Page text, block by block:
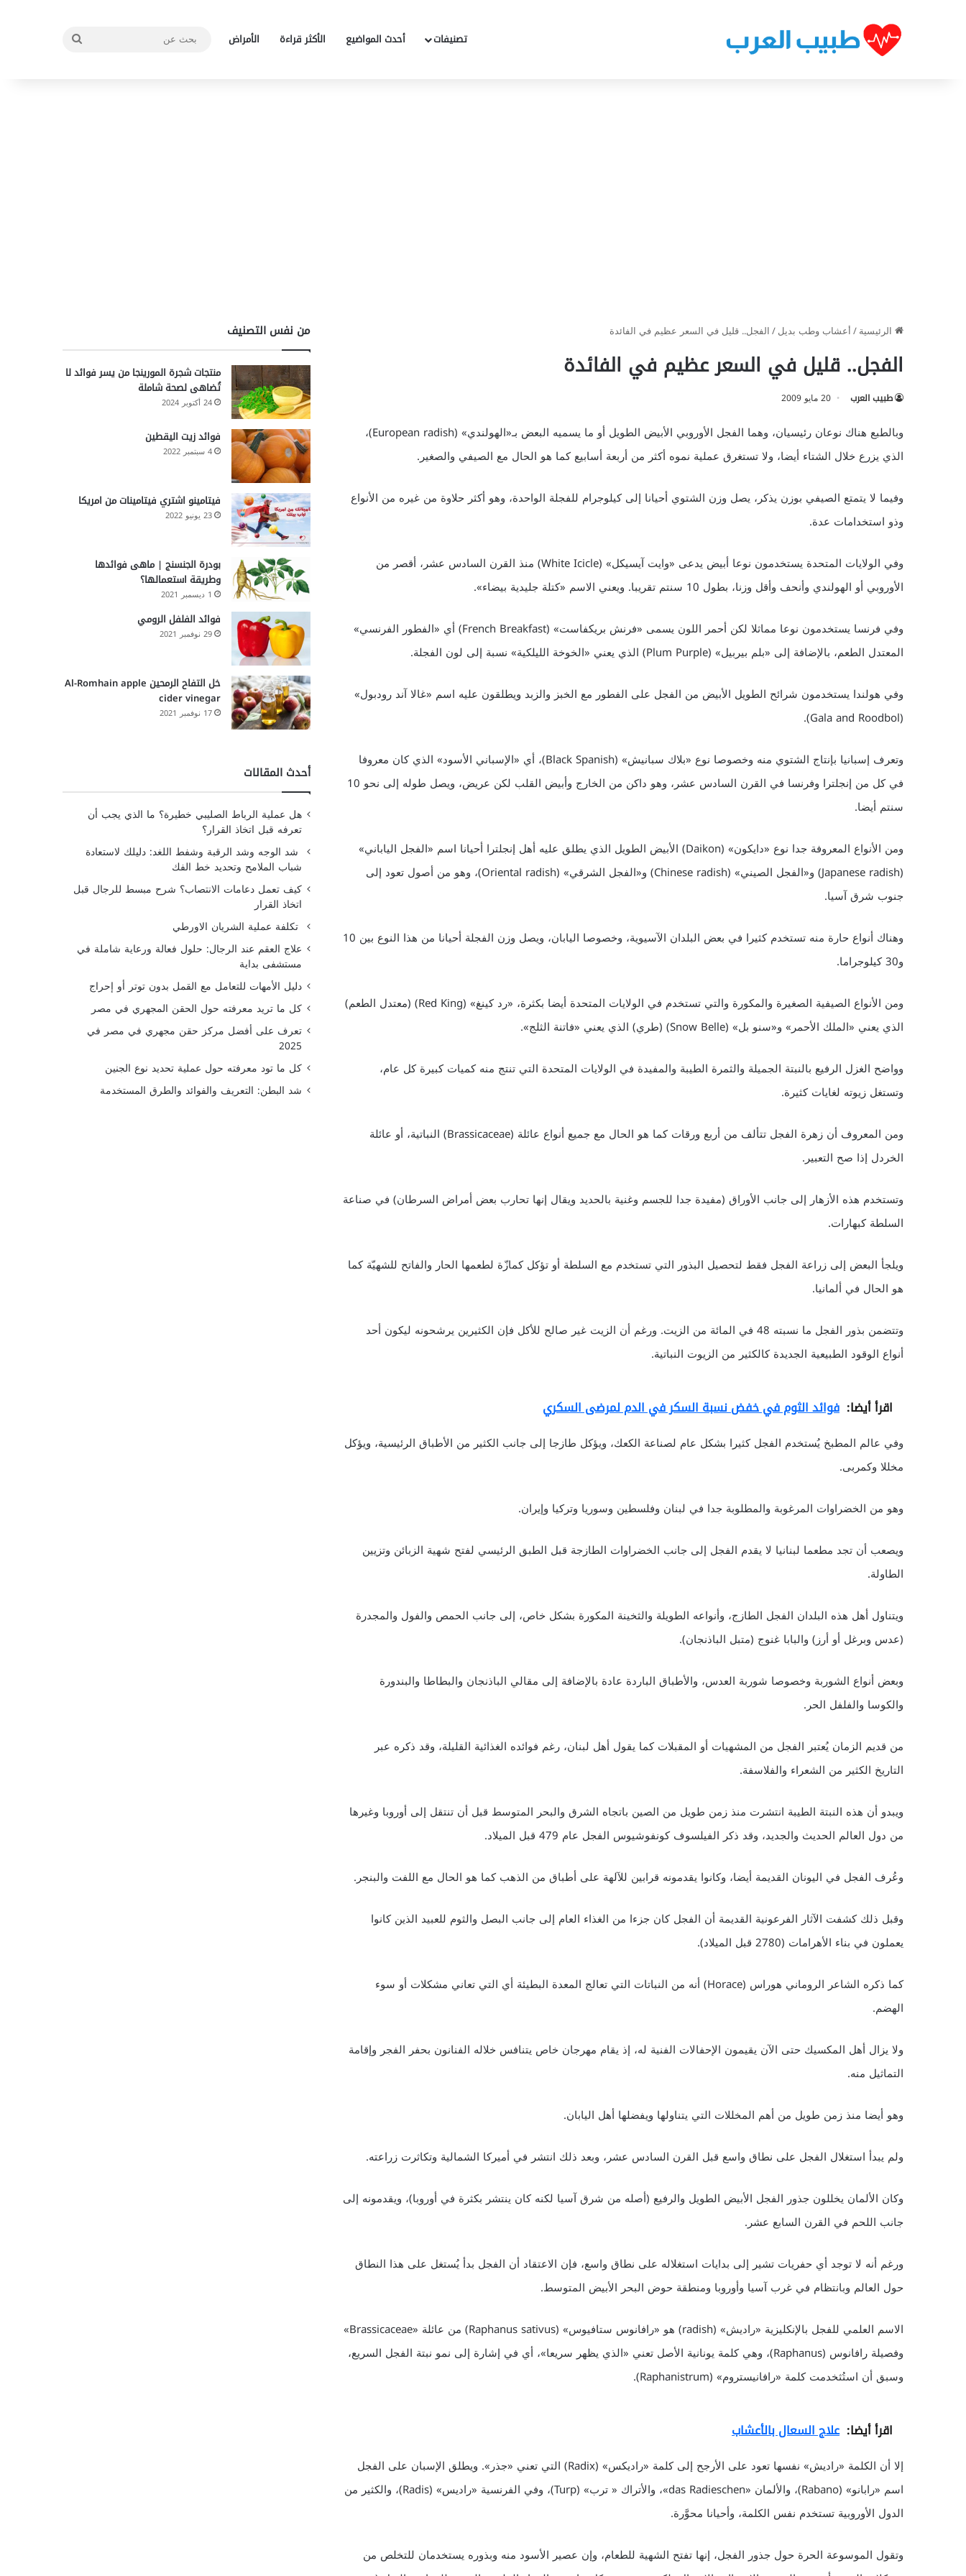
تصنيفات أحدث المواضيع الأكثر قراءة الأمراض
الرئيسية/أعشاب وطب بديل/الفجل.. قليل في السعر عظيم في الفائدة
الفجل.. قليل في السعر عظيم في الفائدة
طبيب العرب 20 مايو 2009
وبالطبع هناك نوعان رئيسيان، وهما الفجل الأوروبي الأبيض الطويل أو ما يسميه البعض بـ«الهولندي» (European radish)،
الذي يزرع خلال الشتاء أيضا، ولا تستغرق عملية نموه أكثر من أربعة أسابيع كما هو الحال مع الصيفي والصغير.
وفيما لا يتمتع الصيفي بوزن يذكر، يصل وزن الشتوي أحيانا إلى كيلوجرام للفجلة الواحدة، وهو أكثر حلاوة من غيره من الأنواع
وذو استخدامات عدة.
وفي الولايات المتحدة يستخدمون نوعا أبيض يدعى «وايت آيسيكل» (White Icicle) منذ القرن السادس عشر، أقصر من
الأوروبي أو الهولندي وأنحف وأقل وزنا، بطول 10 سنتم تقريبا. ويعني الاسم «كتلة جليدية بيضاء».
وفي فرنسا يستخدمون نوعا مماثلا لكن أحمر اللون يسمى «فرنش بريكفاست» (French Breakfast) أي «الفطور الفرنسي»
المعتدل الطعم، بالإضافة إلى «بلم بيربيل» (Plum Purple) الذي يعني «الخوخة الليلكية» نسبة إلى لون الفجلة.
وفي هولندا يستخدمون شرائح الطويل الأبيض من الفجل على الفطور مع الخبز والزبد ويطلقون عليه اسم «غالا آند رودبول»
(Gala and Roodbol).
وتعرف إسبانيا بإنتاج الشتوي منه وخصوصا نوع «بلاك سبانيش» (Black Spanish)، أي «الإسباني الأسود» الذي كان معروفا
في كل من إنجلترا وفرنسا في القرن السادس عشر، وهو داكن من الخارج وأبيض القلب لكن عريض، ويصل طوله إلى نحو 10
سنتم أيضا.
ومن الأنواع المعروفة جدا نوع «دايكون» (Daikon) الأبيض الطويل الذي يطلق عليه أهل إنجلترا أحيانا اسم «الفجل الياباني»
(Japanese radish) و«الفجل الصيني» (Chinese radish) و«الفجل الشرقي» (Oriental radish)، وهو من أصول تعود إلى
جنوب شرق آسيا.
وهناك أنواع حارة منه تستخدم كثيرا في بعض البلدان الآسيوية، وخصوصا اليابان، ويصل وزن الفجلة أحيانا من هذا النوع بين 10
و30 كيلوجراما.
ومن الأنواع الصيفية الصغيرة والمكورة والتي تستخدم في الولايات المتحدة أيضا بكثرة، «رد كينغ» (Red King) (معتدل الطعم)
الذي يعني «الملك الأحمر» و«سنو بل» (Snow Belle) (طري) الذي يعني «فاتنة الثلج».
وواضح الغزل الرفيع بالنبتة الجميلة والثمرة الطيبة والمفيدة في الولايات المتحدة التي تنتج منه كميات كبيرة كل عام،
وتستغل زيوته لغايات كثيرة.
ومن المعروف أن زهرة الفجل تتألف من أربع ورقات كما هو الحال مع جميع أنواع عائلة (Brassicaceae) النباتية، أو عائلة
الخردل إذا صح التعبير.
وتستخدم هذه الأزهار إلى جانب الأوراق (مفيدة جدا للجسم وغنية بالحديد ويقال إنها تحارب بعض أمراض السرطان) في صناعة
السلطة كبهارات.
ويلجأ البعض إلى زراعة الفجل فقط لتحصيل البذور التي تستخدم مع السلطة أو تؤكل كمازّة لطعمها الحار والفاتح للشهيّة كما
هو الحال في ألمانيا.
وتتضمن بذور الفجل ما نسبته 48 في المائة من الزيت. ورغم أن الزيت غير صالح للأكل فإن الكثيرين يرشحونه ليكون أحد
أنواع الوقود الطبيعية الجديدة كالكثير من الزيوت النباتية.
اقرأ أيضا: فوائد الثوم في خفض نسبة السكر في الدم لمرضى السكري
وفي عالم المطبخ يُستخدم الفجل كثيرا بشكل عام لصناعة الكعك، ويؤكل طازجا إلى جانب الكثير من الأطباق الرئيسية، ويؤكل
مخللا وكمربى.
وهو من الخضراوات المرغوبة والمطلوبة جدا في لبنان وفلسطين وسوريا وتركيا وإيران.
ويصعب أن تجد مطعما لبنانيا لا يقدم الفجل إلى جانب الخضراوات الطازجة قبل الطبق الرئيسي لفتح شهية الزبائن وتزيين
الطاولة.
ويتناول أهل هذه البلدان الفجل الطازج، وأنواعه الطويلة والثخينة المكورة بشكل خاص، إلى جانب الحمص والفول والمجدرة
(عدس وبرغل أو أرز) والبابا غنوج (متبل الباذنجان).
وبعض أنواع الشوربة وخصوصا شوربة العدس، والأطباق الباردة عادة بالإضافة إلى مقالي الباذنجان والبطاطا والبندورة
والكوسا والفلفل الحر.
من قديم الزمان يُعتبر الفجل من المشهيات أو المقبلات كما يقول أهل لبنان، رغم فوائده الغذائية القليلة، وقد ذكره عبر
التاريخ الكثير من الشعراء والفلاسفة.
ويبدو أن هذه النبتة الطيبة انتشرت منذ زمن طويل من الصين باتجاه الشرق والبحر المتوسط قبل أن تنتقل إلى أوروبا وغيرها
من دول العالم الحديث والجديد، وقد ذكر الفيلسوف كونفوشيوس الفجل عام 479 قبل الميلاد.
وعُرف الفجل في اليونان القديمة أيضا، وكانوا يقدمونه قرابين للآلهة على أطباق من الذهب كما هو الحال مع اللفت والبنجر.
وقبل ذلك كشفت الآثار الفرعونية القديمة أن الفجل كان جزءا من الغذاء العام إلى جانب البصل والثوم للعبيد الذين كانوا
يعملون في بناء الأهرامات (2780 قبل الميلاد).
كما ذكره الشاعر الروماني هوراس (Horace) أنه من النباتات التي تعالج المعدة البطيئة أي التي تعاني مشكلات أو سوء
الهضم.
ولا يزال أهل المكسيك حتى الآن يقيمون الإحفالات الفنية له، إذ يقام مهرجان خاص يتنافس خلاله الفنانون بحفر الفجر وإقامة
التماثيل منه.
وهو أيضا منذ زمن طويل من أهم المخللات التي يتناولها ويفضلها أهل اليابان.
ولم يبدأ استغلال الفجل على نطاق واسع قبل القرن السادس عشر، وبعد ذلك انتشر في أميركا الشمالية وتكاثرت زراعته.
وكان الألمان يخللون جذور الفجل الأبيض الطويل والرفيع (أصله من شرق آسيا لكنه كان ينتشر بكثرة في أوروبا)، ويقدمونه إلى
جانب اللحم في القرن السابع عشر.
ورغم أنه لا توجد أي حفريات تشير إلى بدايات استغلاله على نطاق واسع، فإن الاعتقاد أن الفجل بدأ يُستغل على هذا النطاق
حول العالم وبانتظام في غرب آسيا وأوروبا ومنطقة حوض البحر الأبيض المتوسط.
الاسم العلمي للفجل بالإنكليزية «راديش» (radish) هو «رافانوس ستافيوس» (Raphanus sativus) من عائلة «Brassicaceae»
وفصيلة رافانوس (Raphanus)، وهي كلمة يونانية الأصل تعني «الذي يظهر سريعا»، أي في إشارة إلى نمو نبتة الفجل السريع،
وسبق أن استُثخدمت كلمة «رافانيستروم» (Raphanistrum).
اقرأ أيضا: علاج السعال بالأعشاب
إلا أن الكلمة «راديش» نفسها تعود على الأرجح إلى كلمة «راديكس» (Radix) التي تعني «جذر». ويطلق الإسبان على الفجل
اسم «رابانو» (Rabano)، والألمان «das Radieschen»، والأتراك « ترب» (Turp)، وفي الفرنسية «راديس» (Radis)، والكثير من
الدول الأوروبية تستخدم نفس الكلمة، وأحيانا محوَّرة.
وتقول الموسوعة الحرة حول جذور الفجل، إنها تفتح الشهية للطعام، وإن عصير الأسود منه وبذوره يستخدمان للتخلص من
من نفس التصنيف
منتجات شجرة المورينجا من يسر فوائد لا
تُضاهى لصحة شاملة
24 أكتوبر 2024
فوائد زيت اليقطين
4 سبتمبر 2022
فيتامينو اشتري فيتامينات من امريكا
23 يونيو 2022
بودرة الجنسنج | ماهى فوائدها
وطريقة استعمالها؟
1 ديسمبر 2021
فوائد الفلفل الرومي
29 نوفمبر 2021
خل التفاح الرمحين Al-Romhain apple
cider vinegar
17 نوفمبر 2021
أحدث المقالات
هل عملية الرباط الصليبي خطيرة؟ ما الذي يجب أن
تعرفه قبل اتخاذ القرار؟
شد الوجه وشد الرقبة وشفط اللغد: دليلك لاستعادة
شباب الملامح وتحديد خط الفك
كيف تعمل دعامات الانتصاب؟ شرح مبسط للرجال قبل
اتخاذ القرار
تكلفة عملية الشريان الاورطي
علاج العقم عند الرجال: حلول فعالة ورعاية شاملة في
مستشفى بداية
دليل الأمهات للتعامل مع القمل بدون توتر أو إحراج
كل ما تريد معرفته حول الحقن المجهري في مصر
تعرف على أفضل مركز حقن مجهري في مصر في
2025
كل ما تود معرفته حول عملية تحديد نوع الجنين
شد البطن: التعريف والفوائد والطرق المستخدمة